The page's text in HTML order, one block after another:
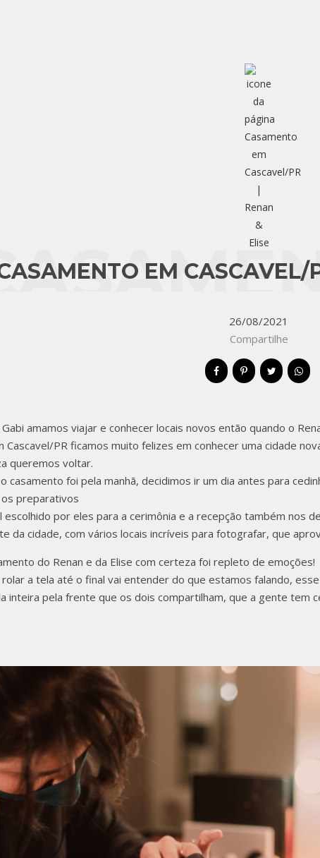
EM CASCAVEL/
26/08/2021
Compartilhe
Gabi amamos viajar e conhecer locais novos então quando o
Cascavel/PR ficamos muito felizes em conhecer uma cidade
queremos voltar.
casamento foi pela manhã, decidimos ir um dia antes para
preparativos
escolhido por eles para a cerimônia e a recepção também nos
da cidade, com vários locais incríveis para fotografar, que
do Renan e da Elise com certeza foi repleto de emoções!
a tela até o final vai entender do que estamos falando,
inteira pela frente que os dois compartilham, que a gente tem